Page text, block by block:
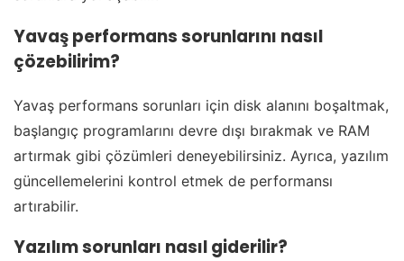
Yavaş performans sorunlarını nasıl
çözebilirim?
Yavaş performans sorunları için disk alanını boşaltmak,
başlangıç programlarını devre dışı bırakmak ve RAM
artırmak gibi çözümleri deneyebilirsiniz. Ayrıca, yazılım
güncellemelerini kontrol etmek de performansı
artırabilir.
Yazılım sorunları nasıl giderilir?